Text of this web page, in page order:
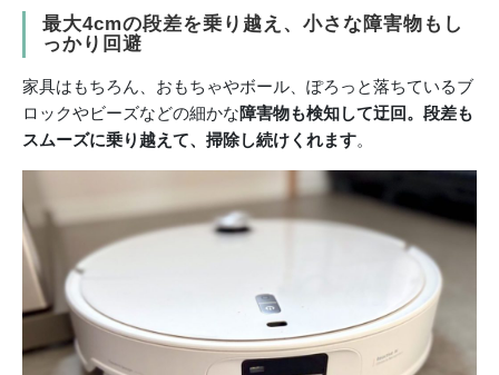
最大4cmの段差を乗り越え、小さな障害物もし
っかり回避
家具はもちろん、おもちゃやボール、ぽろっと落ちているブ
ロックやビーズなどの細かな障害物も検知して迂回。段差も
スムーズに乗り越えて、掃除し続けくれます。